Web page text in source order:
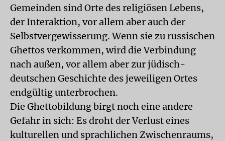
Gemeinden sind Orte des religiösen Lebens,
der Interaktion, vor allem aber auch der
Selbstvergewisserung. Wenn sie zu russischen
Ghettos verkommen, wird die Verbindung
nach außen, vor allem aber zur jüdisch-
deutschen Geschichte des jeweiligen Ortes
endgültig unterbrochen.
Die Ghettobildung birgt noch eine andere
Gefahr in sich: Es droht der Verlust eines
kulturellen und sprachlichen Zwischenraums,